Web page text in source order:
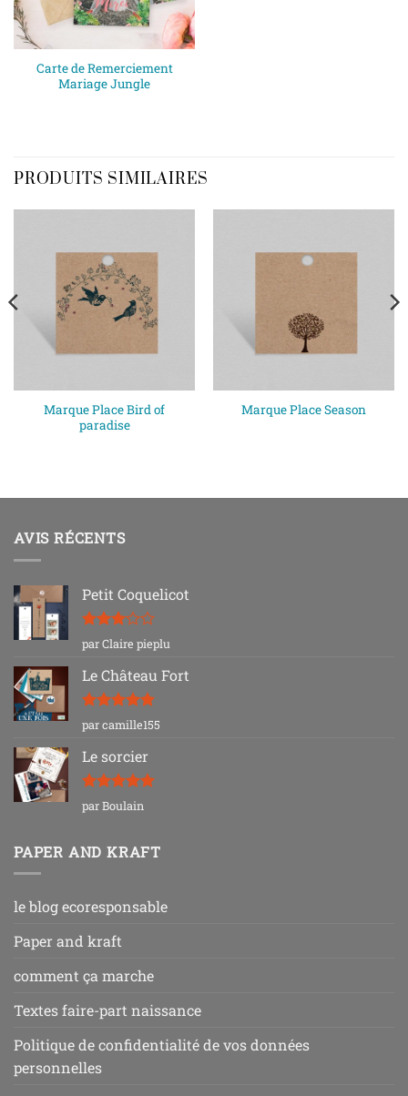
Carte de Remerciement
Mariage Jungle
PRODUITS SIMILAIRES
Marque Place Bird of
paradise
Marque Place Season
AVIS RÉCENTS
Petit Coquelicot
Note3
sur 5
par Claire pieplu
Le Château Fort
Note5sur
5
par camille155
Le sorcier
Note5sur
5
par Boulain
PAPER AND KRAFT
le blog ecoresponsable
Paper and kraft
comment ça marche
Textes faire-part naissance
Politique de confidentialité de vos données
personnelles